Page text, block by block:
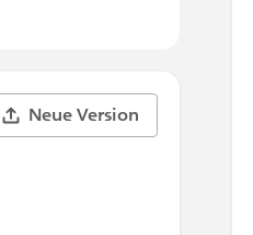
Neue Version